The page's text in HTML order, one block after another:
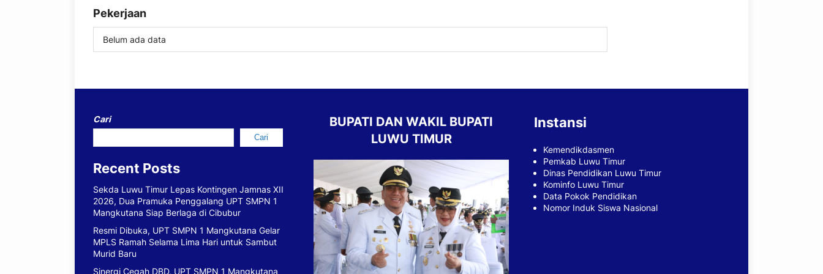
Pekerjaan
Belum ada data
Cari
Cari
Recent Posts
Sekda Luwu Timur Lepas Kontingen Jamnas XII
2026, Dua Pramuka Penggalang UPT SMPN 1
Mangkutana Siap Berlaga di Cibubur
Resmi Dibuka, UPT SMPN 1 Mangkutana Gelar
MPLS Ramah Selama Lima Hari untuk Sambut
Murid Baru
Sinergi Cegah DBD, UPT SMPN 1 Mangkutana
BUPATI DAN WAKIL BUPATI
LUWU TIMUR
Instansi
Kemendikdasmen
Pemkab Luwu Timur
Dinas Pendidikan Luwu Timur
Kominfo Luwu Timur
Data Pokok Pendidikan
Nomor Induk Siswa Nasional